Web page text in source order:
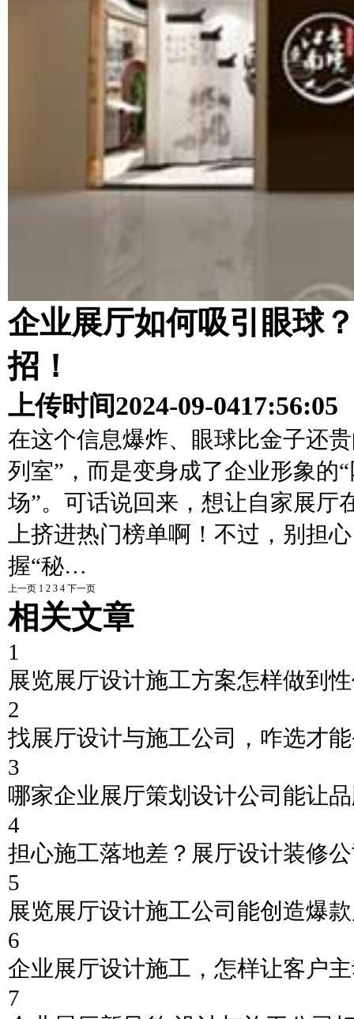
企业展厅如何吸引眼球
招！
上传时间2024-09-0417:56:05
在这个信息爆炸、眼球比金子还
列室”，而是变身成了企业形象的
场”。可话说回来，想让自家展厅
上挤进热门榜单啊！不过，别担
握“秘…
上一页 1 2 3 4 下一页
相关文章
1
展览展厅设计施工方案怎样做到
2
找展厅设计与施工公司，咋选才
3
哪家企业展厅策划设计公司能让
4
担心施工落地差？展厅设计装修
5
展览展厅设计施工公司能创造爆
6
企业展厅设计施工，怎样让客户
7